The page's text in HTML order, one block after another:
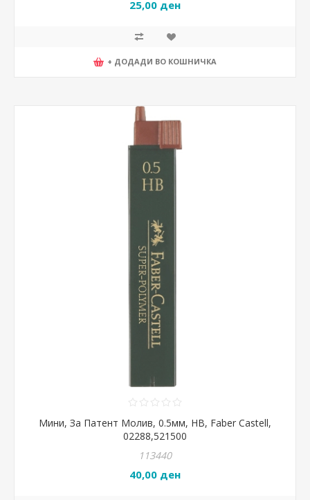
25,00 ден
+ ДОДАДИ ВО КОШНИЧКА
Мини, За Патент Молив, 0.5мм, HB, Faber Castell,
02288,521500
113440
40,00 ден